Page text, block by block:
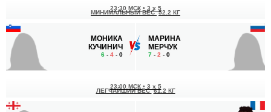
МОНИКА
КУЧИНИЧ
6 - 4 - 0
23:30 МСК • 3 x 5
МИНИМАЛЬНЫЙ ВЕС 52.2 КГ
МАРИНА
МЕРЧУК
7 - 2 - 0
23:00 МСК • 3 x 5
ЛЕГЧАЙШИЙ ВЕС 61.2 КГ